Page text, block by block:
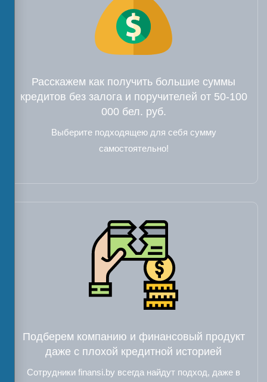
Расскажем как получить большие суммы
кредитов без залога и поручителей от 50-100
000 бел. руб.
Выберите подходящею для себя сумму
самостоятельно!
Подберем компанию и финансовый продукт
даже с плохой кредитной историей
Сотрудники finansi.by всегда найдут подход, даже в